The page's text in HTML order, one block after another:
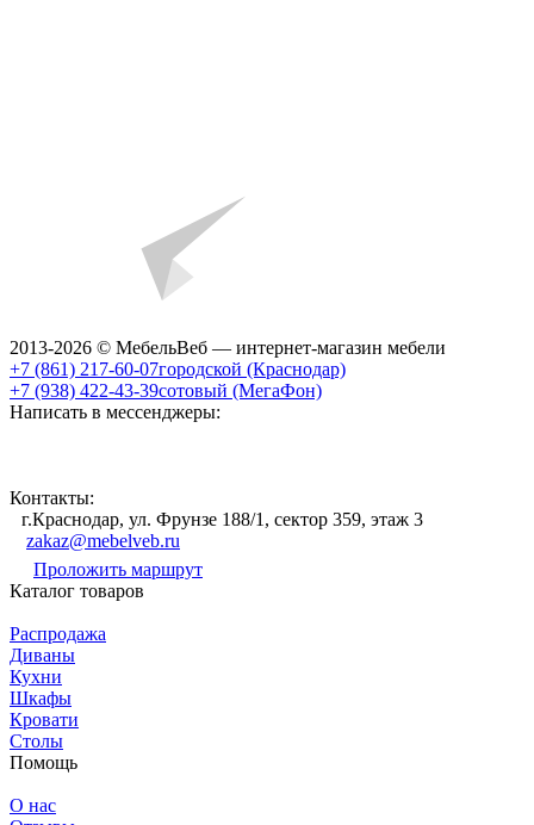
2013-2026 © МебельВеб — интернет-магазин мебели
+7 (861) 217-60-07городской (Краснодар)
+7 (938) 422-43-39сотовый (МегаФон)
Написать в мессенджеры:
Контакты:
г.Краснодар, ул. Фрунзе 188/1, сектор 359, этаж 3
zakaz@mebelveb.ru
Проложить маршрут
Каталог товаров
Распродажа
Диваны
Кухни
Шкафы
Кровати
Столы
Помощь
О нас